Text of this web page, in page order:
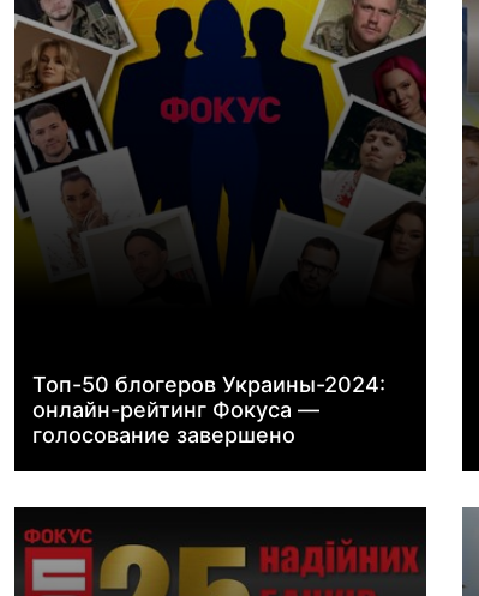
Топ-50 блогеров Украины-2024:
онлайн-рейтинг Фокуса —
голосование завершено